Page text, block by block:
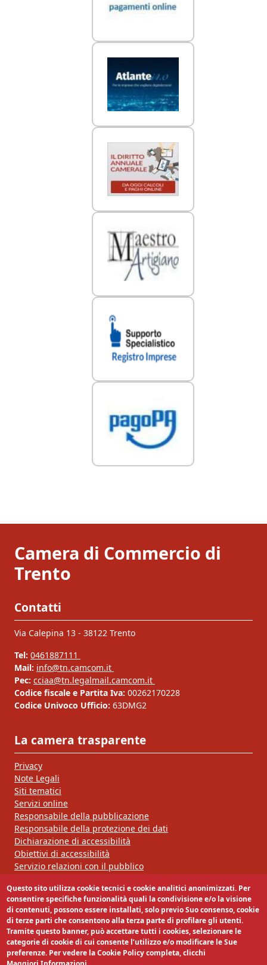
Camera di Commercio di
Trento
Contatti
Via Calepina 13 - 38122 Trento
Tel: 0461887111
Mail: info@tn.camcom.it
Pec: cciaa@tn.legalmail.camcom.it
Codice fiscale e Partita Iva: 00262170228
Codice Univoco Ufficio: 63DMG2
La camera trasparente
Privacy
Note Legali
Siti tematici
Servizi online
Responsabile della pubblicazione
Responsabile della protezione dei dati
Dichiarazione di accessibilità
Obiettivi di accessibilità
Servizio relazioni con il pubblico
Segui la nostra pagina:
Questo sito utilizza cookie tecnici e cookie analitici anonimizzati. Per
consentire specifiche funzionalità quali la condivisione e/o la visione
di contenuti, possono essere installati, solo previo Suo consenso, cookie
di terze parti che consentono alla terza parte di profilare gli utenti.
Tramite questo banner, può accettare tutti i cookies, selezionare le
categorie di cookie di cui consente l’utilizzo e/o modificare le Sue
preferenze. Per vedere la Cookie Policy completa, clicchi